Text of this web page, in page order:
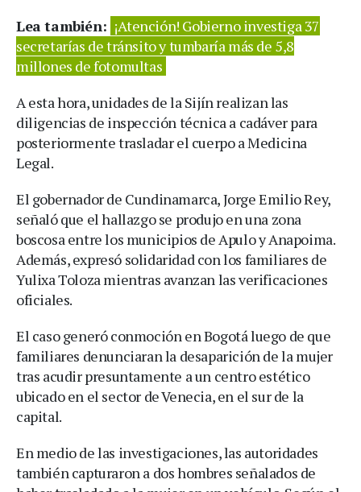
Lea también: ¡Atención! Gobierno investiga 37
secretarías de tránsito y tumbaría más de 5,8
millones de fotomultas
A esta hora, unidades de la Sijín realizan las
diligencias de inspección técnica a cadáver para
posteriormente trasladar el cuerpo a Medicina
Legal.
El gobernador de Cundinamarca, Jorge Emilio Rey,
señaló que el hallazgo se produjo en una zona
boscosa entre los municipios de Apulo y Anapoima.
Además, expresó solidaridad con los familiares de
Yulixa Toloza mientras avanzan las verificaciones
oficiales.
El caso generó conmoción en Bogotá luego de que
familiares denunciaran la desaparición de la mujer
tras acudir presuntamente a un centro estético
ubicado en el sector de Venecia, en el sur de la
capital.
En medio de las investigaciones, las autoridades
también capturaron a dos hombres señalados de